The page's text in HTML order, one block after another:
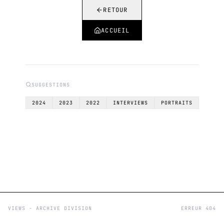
RETOUR
ACCUEIL
SUGGESTIONS
2024 2023 2022 INTERVIEWS PORTRAITS
VIEWS - ARCHIVE DIVISION ERREUR 404